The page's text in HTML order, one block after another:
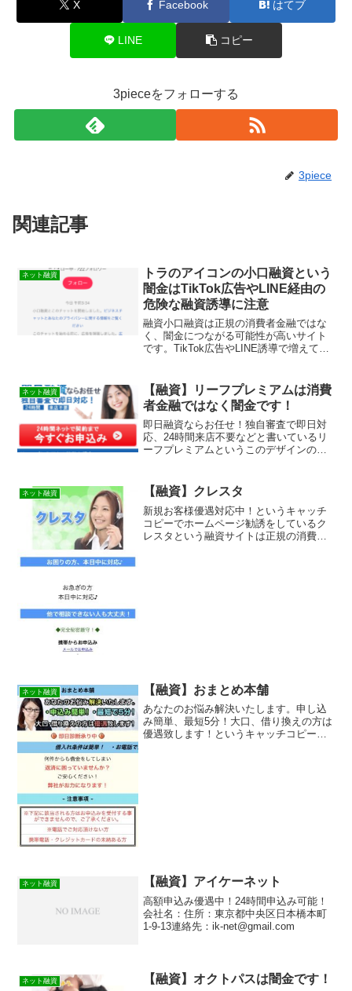
X Facebook はてブ
LINE コピー
3pieceをフォローする
3piece
関連記事
ネット融資
トラのアイコンの小口融資という
闇金はTikTok広告やLINE経由の
危険な融資誘導に注意
融資小口融資は正規の消費者金融ではな
く、闇金につながる可能性が高いサイト
です。TikTok広告やLINE誘導で増えてい
ネット融資
【融資】リーフプレミアムは消費
者金融ではなく闇金です！
即日融資ならお任せ！独自審査で即日対
応、24時間来店不要などと書いているリ
ーフプレミアムというこのデザインの融
しの違法営業です！全く同じデザインで
他のサイトも作られています！闇金業者
なのでまともにお金を借りることは出来
ませんよ。詐欺などの被害に会う前に関
わらないようにしてください。キャッシ
ネット融資 【融資】クレスタ
新規お客様優遇対応中！というキャッチ
コピーでホームページ勧誘をしているク
レスタという融資サイトは正規の消費者
ネット融資 【融資】おまとめ本舗
あなたのお悩み解決いたします。申し込
み簡単、最短5分！大口、借り換えの方は
優遇致します！というキャッチコピーで
ネット融資 【融資】アイケーネット
高額申込み優遇中！24時間申込み可能！
会社名：住所：東京都中央区日本橋本町
1-9-13連絡先：ik-net@gmail.com
ネット融資 【融資】オクトパスは闇金です！